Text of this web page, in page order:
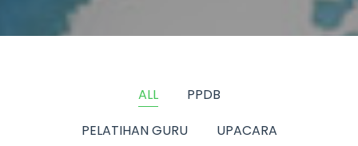
ALL
PPDB
PELATIHAN GURU
UPACARA